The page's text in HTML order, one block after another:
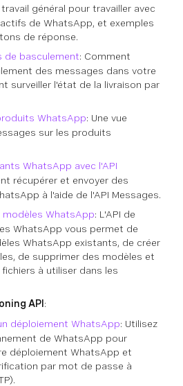
travail général pour travailler avec
de WhatsApp, et exemples
de réponse.
de basculement: Comment
des messages dans votre
surveiller l'état de la livraison par
WhatsApp: Une vue
sur les produits
WhatsApp avec l'API
récupérer et envoyer des
à l'aide de l'API Messages.
WhatsApp: L'API de
WhatsApp vous permet de
WhatsApp existants, de créer
de supprimer des modèles et
à utiliser dans les
API :
déploiement WhatsApp: Utilisez
de WhatsApp pour
déploiement WhatsApp et
par mot de passe à